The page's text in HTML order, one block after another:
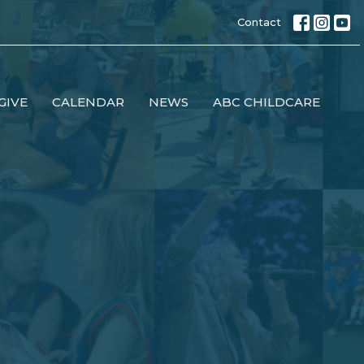
Contact
CALENDAR NEWS ABC CHILDCARE